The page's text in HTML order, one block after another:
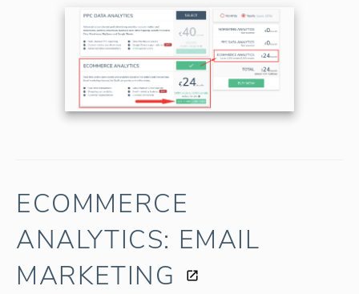
ECOMMERCE
ANALYTICS: EMAIL
MARKETING